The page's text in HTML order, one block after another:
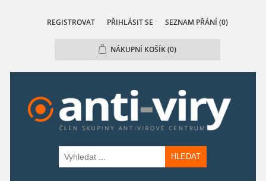
REGISTROVAT PŘIHLÁSIT SE SEZNAM PŘÁNÍ (0)
NÁKUPNÍ KOŠÍK(0)
HLEDAT